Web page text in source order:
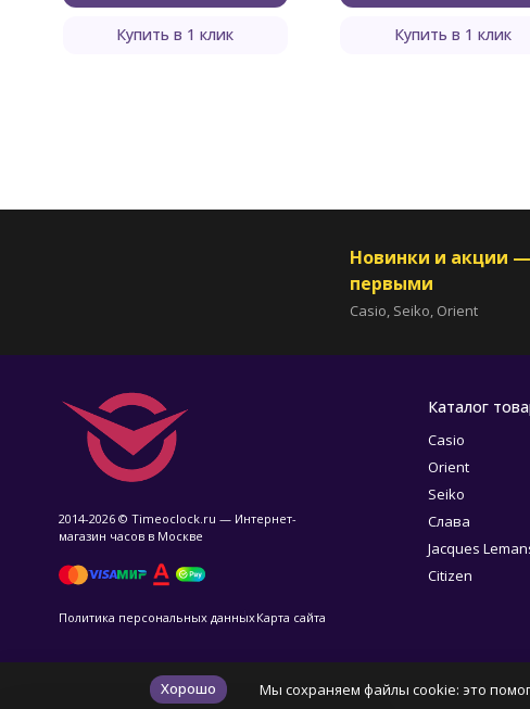
Купить в 1 клик Купить в 1 клик
Новинки и акции —
первыми
Casio, Seiko, Orient
2014-2026 © Timeoclock.ru — Интернет-
магазин часов в Москве
Политика персональных данныхКарта сайта
Каталог
Casio
Orient
Seiko
Слава
Jacques
Citizen
Хорошо Мы сохраняем файлы cookie: это